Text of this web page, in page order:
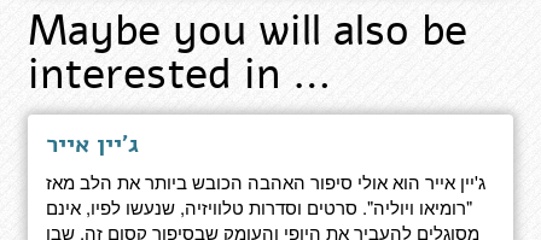
Maybe you will also be
interested in …
ג'יין אייר
ג'יין אייר הוא אולי סיפור האהבה הכובש ביותר את הלב מאז
"רומיאו ויוליה". סרטים וסדרות טלוויזיה, שנעשו לפיו, אינם
מסוגלים להעביר את היופי והעומק שבסיפור קסום זה, שבו